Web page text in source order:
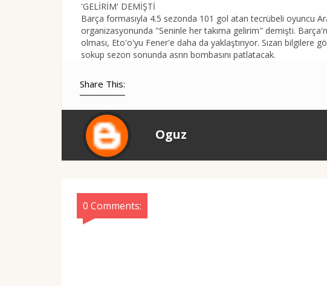
'GELİRİM' DEMİŞTİ
Barça formasıyla 4.5 sezonda 101 gol atan tecrübeli oyuncu
organizasyonunda "Seninle her takıma gelirim" demişti.
olması, Eto'o'yu Fener'e daha da yaklaştırıyor. Sızan bilgilere
sokup sezon sonunda asrın bombasını patlatacak.
Share This:
Oguz
0 Comments: